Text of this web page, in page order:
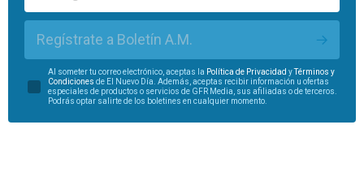
Regístrate a Boletín A.M.
Al someter tu correo electrónico, aceptas la Política de Privacidad yTérminos y
Condiciones de El Nuevo Día. Además, aceptas recibir información u ofertas
especiales de productos o servicios de GFR Media, sus afiliadas o de terceros.
Podrás optar salirte de los boletines en cualquier momento.